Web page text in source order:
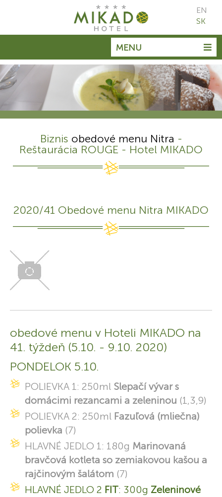
MENU
EN
SK
Biznis obedové menu Nitra -
Reštaurácia ROUGE - Hotel MIKADO
2020/41 Obedové menu Nitra MIKADO
obedové menu v Hoteli MIKADO na
41. týždeň (5.10. - 9.10. 2020)
PONDELOK 5.10.
POLIEVKA 1: 250ml Slepačí vývar s
domácimi rezancami a zeleninou (1,3,9)
POLIEVKA 2: 250ml Fazuľová (mliečna)
polievka (7)
HLAVNÉ JEDLO 1: 180g Marinovaná
bravčová kotleta so zemiakovou kašou a
rajčinovým šalátom (7)
HLAVNÉ JEDLO 2 FIT: 300g Zeleninové